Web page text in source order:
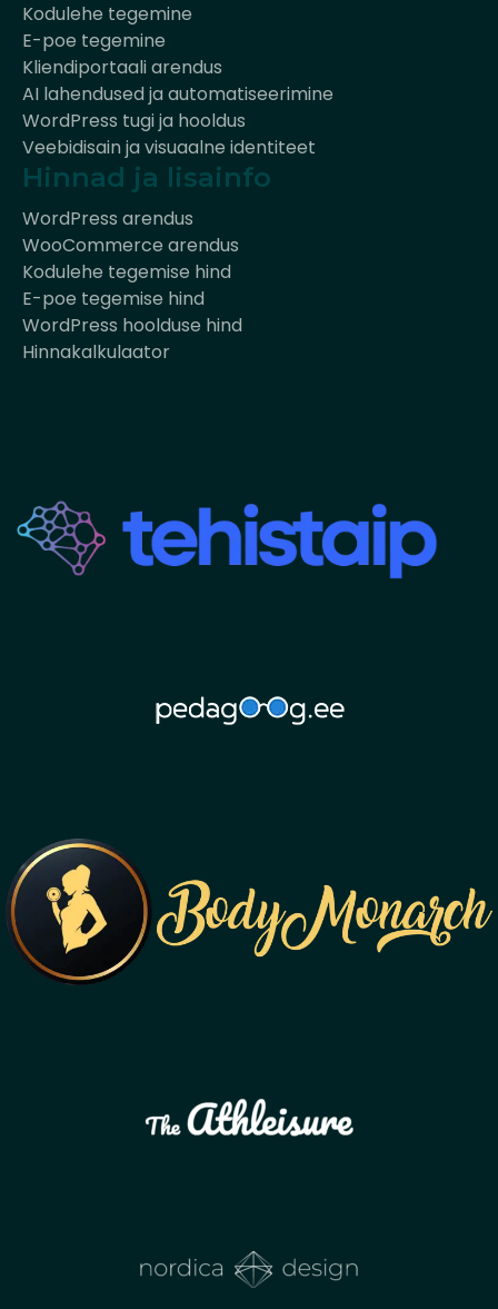
Kodulehe tegemine
E-poe tegemine
Kliendiportaali arendus
AI lahendused ja automatiseerimine
WordPress tugi ja hooldus
Veebidisain ja visuaalne identiteet
Hinnad ja lisainfo
WordPress arendus
WooCommerce arendus
Kodulehe tegemise hind
E-poe tegemise hind
WordPress hoolduse hind
Hinnakalkulaator